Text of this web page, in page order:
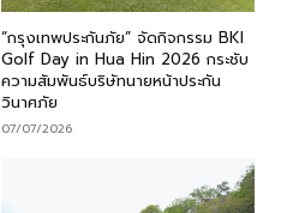
“กรุงเทพประกันภัย” จัดกิจกรรม BKI
Golf Day in Hua Hin 2026 กระชับ
ความสัมพันธ์บริษัทนายหน้าประกัน
วินาศภัย
07/07/2026